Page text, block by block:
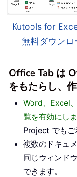
Kutools for
無料ダウンロ
Office Tab は
をもたらし、
Word、Excel
覧を有効にしま
Project でもご
複数のドキュ
同じウィンド
できます。